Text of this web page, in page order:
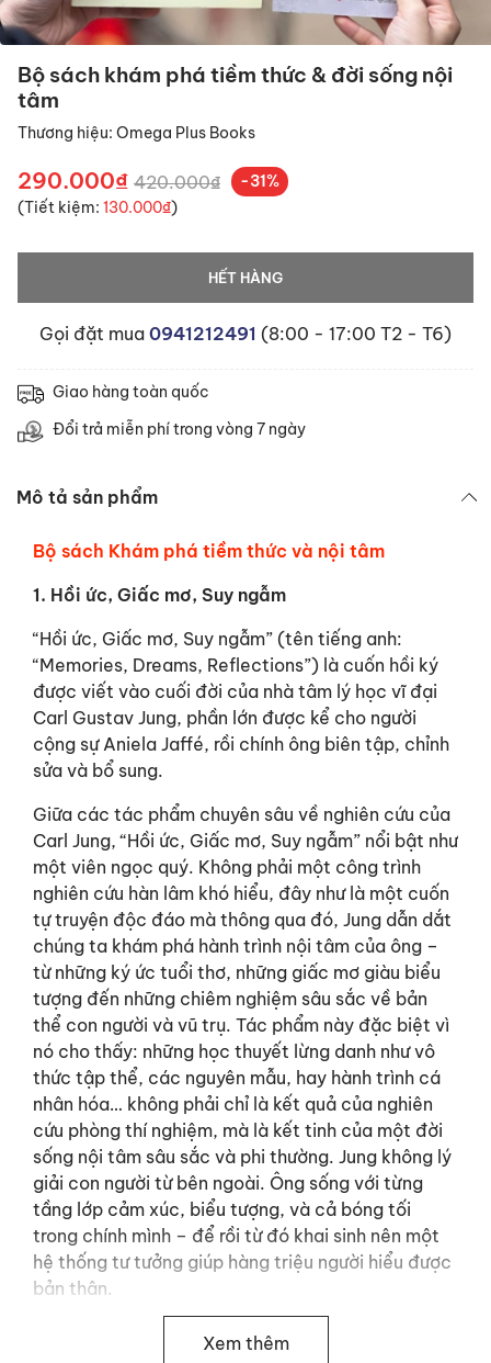
Bộ sách khám phá tiềm thức & đời sống nội
tâm
Thương hiệu: Omega Plus Books
290.000₫ 420.000₫
-31%
(Tiết kiệm: 130.000₫)
HẾT HÀNG
Gọi đặt mua 0941212491 (8:00 - 17:00 T2 - T6)
Giao hàng toàn quốc
Đổi trả miễn phí trong vòng 7 ngày
Mô tả sản phẩm
Bộ sách Khám phá tiềm thức và nội tâm
1. Hồi ức, Giấc mơ, Suy ngẫm
“Hồi ức, Giấc mơ, Suy ngẫm” (tên tiếng anh:
“Memories, Dreams, Reflections”) là cuốn hồi ký
được viết vào cuối đời của nhà tâm lý học vĩ đại
Carl Gustav Jung, phần lớn được kể cho người
cộng sự Aniela Jaffé, rồi chính ông biên tập, chỉnh
sửa và bổ sung.
Giữa các tác phẩm chuyên sâu về nghiên cứu của
Carl Jung, “Hồi ức, Giấc mơ, Suy ngẫm” nổi bật như
một viên ngọc quý. Không phải một công trình
nghiên cứu hàn lâm khó hiểu, đây như là một cuốn
tự truyện độc đáo mà thông qua đó, Jung dẫn dắt
chúng ta khám phá hành trình nội tâm của ông –
từ những ký ức tuổi thơ, những giấc mơ giàu biểu
tượng đến những chiêm nghiệm sâu sắc về bản
thể con người và vũ trụ. Tác phẩm này đặc biệt vì
nó cho thấy: những học thuyết lừng danh như vô
thức tập thể, các nguyên mẫu, hay hành trình cá
nhân hóa… không phải chỉ là kết quả của nghiên
cứu phòng thí nghiệm, mà là kết tinh của một đời
sống nội tâm sâu sắc và phi thường. Jung không lý
giải con người từ bên ngoài. Ông sống với từng
tầng lớp cảm xúc, biểu tượng, và cả bóng tối
trong chính mình – để rồi từ đó khai sinh nên một
hệ thống tư tưởng giúp hàng triệu người hiểu được
bản thân.
2. Thăm dò tiềm thứcXem thêm